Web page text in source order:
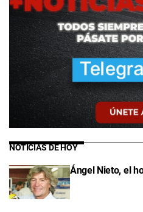
NOTICIAS DE HOY
Ángel Nieto, el